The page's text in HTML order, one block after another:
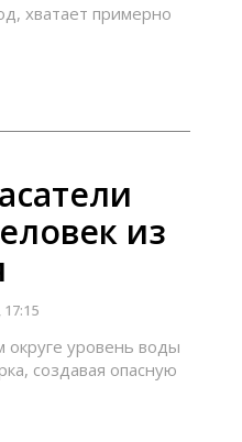
хватает примерно
из
округе уровень воды
создавая опасную